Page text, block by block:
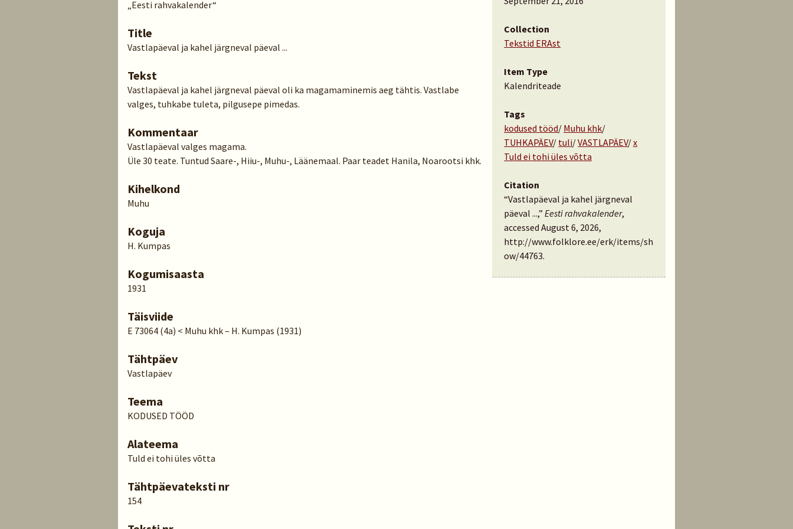
„Eesti rahvakalender“
Title
Vastlapäeval ja kahel järgneval päeval ...
Tekst
Vastlapäeval ja kahel järgneval päeval oli ka magamaminemis aeg tähtis. Vastlabe
valges, tuhkabe tuleta, pilgusepe pimedas.
Kommentaar
Vastlapäeval valges magama.
Üle 30 teate. Tuntud Saare-, Hiiu-, Muhu-, Läänemaal. Paar teadet Hanila, Noarootsi khk.
Kihelkond
Muhu
Koguja
H. Kumpas
Kogumisaasta
1931
Täisviide
E 73064 (4a) < Muhu khk – H. Kumpas (1931)
Tähtpäev
Vastlapäev
Teema
KODUSED TÖÖD
Alateema
Tuld ei tohi üles võtta
Tähtpäevateksti nr
154
Collection
Tekstid ERAst
Item Type
Kalendriteade
Tags
kodused tööd/ Muhu khk/
TUHKAPÄEV/ tuli/VASTLAPÄEV/x
Tuld ei tohi üles võtta
Citation
“Vastlapäeval ja kahel järgneval
päeval ...,”Eesti rahvakalender,
accessed August 6, 2026,
http://www.folklore.ee/erk/items/sh
ow/44763.